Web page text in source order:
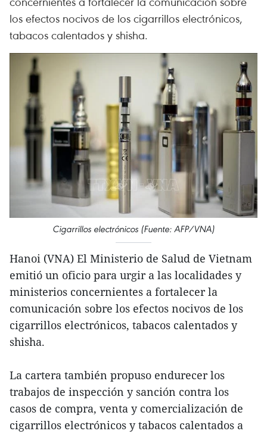
los efectos nocivos de los cigarrillos electrónicos,
tabacos calentados y shisha.
Cigarrillos electrónicos (Fuente: AFP/VNA)
Hanoi (VNA) El Ministerio de Salud de Vietnam
emitió un oficio para urgir a las localidades y
ministerios concernientes a fortalecer la
comunicación sobre los efectos nocivos de los
cigarrillos electrónicos, tabacos calentados y
shisha.
La cartera también propuso endurecer los
trabajos de inspección y sanción contra los
casos de compra, venta y comercialización de
cigarrillos electrónicos y tabacos calentados a